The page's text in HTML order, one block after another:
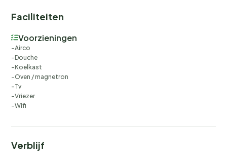
Faciliteiten
Voorzieningen
Airco
Douche
Koelkast
Oven / magnetron
Tv
Vriezer
Wifi
Verblijf